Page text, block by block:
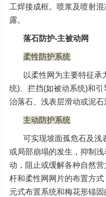
工焊接成框。喷浆及喷射
露。
落石防护-主被动网
柔性防护系统
以柔性网为主要特征承
统)、拦挡(如被动系统)和
治落石、浅表层滑动或泥石
主动防护系统
可实现坡面孤危石及浅
或局部崩塌的发生，抑制
动，阻止或缓解各种自然
杆和柔性网网片的布置方
元式布置系统和梅花形锚固